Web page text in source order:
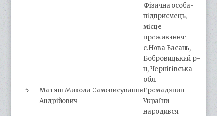
Фізична особа-
підприємець,
місце
проживання:
с.Нова Басань,
Бобровицький р-
н, Чернігівська
обл.
5
Матяш Микола
Андрійович
СамовисуванняГромадянин
України,
народився